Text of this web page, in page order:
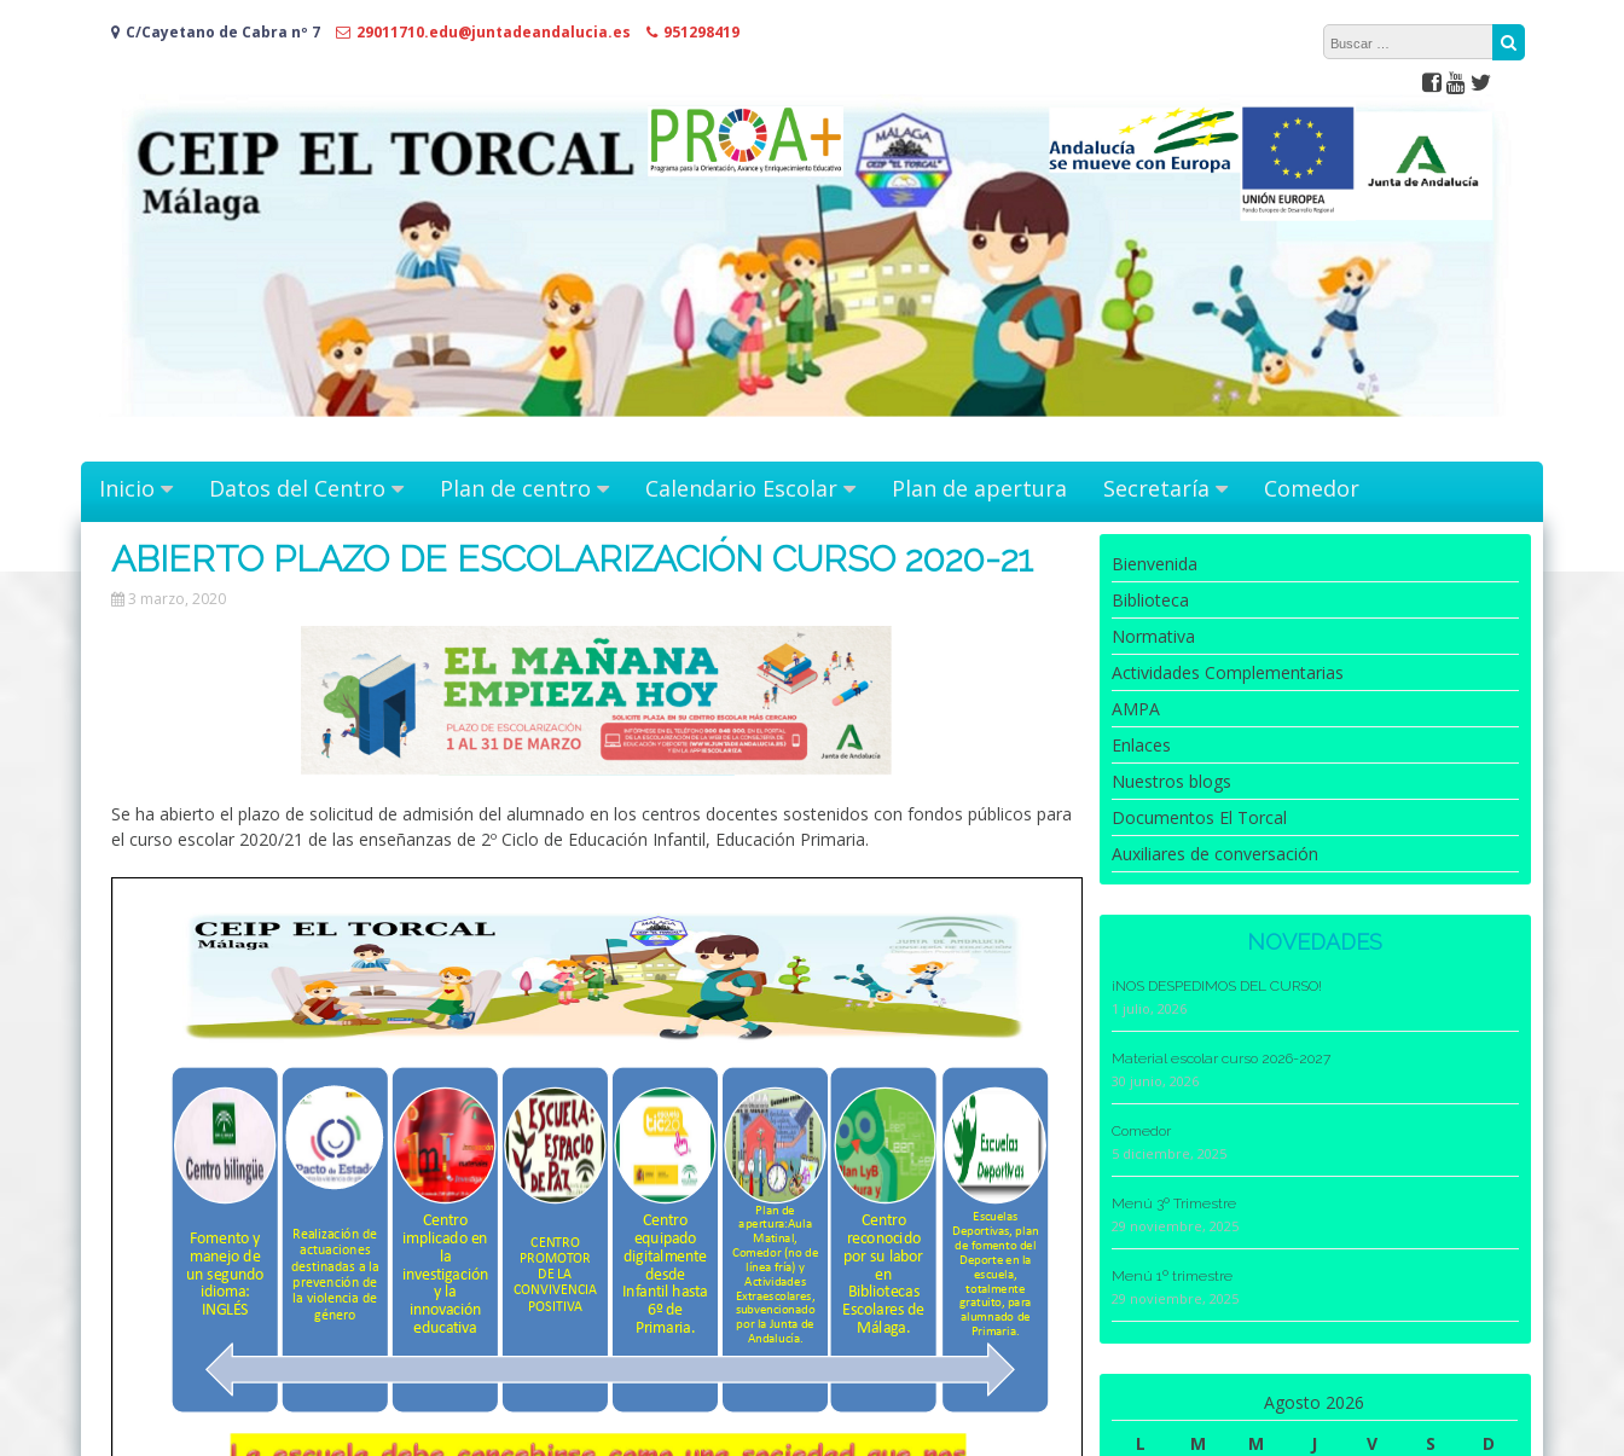
C/Cayetano de Cabra nº 7 29011710.edu@juntadeandalucia.es 951298419
Inicio Datos del Centro Plan de centro Calendario Escolar Plan de apertura Secretaría Comedor
ABIERTO PLAZO DE ESCOLARIZACIÓN CURSO 2020-21
3 marzo, 2020
Se ha abierto el plazo de solicitud de admisión del alumnado en los centros docentes sostenidos con fondos públicos para
el curso escolar 2020/21 de las enseñanzas de 2º Ciclo de Educación Infantil, Educación Primaria.
Bienvenida
Biblioteca
Normativa
Actividades Complementarias
AMPA
Enlaces
Nuestros blogs
Documentos El Torcal
Auxiliares de conversación
NOVEDADES
¡NOS DESPEDIMOS DEL CURSO!
1 julio, 2026
Material escolar curso 2026-2027
30 junio, 2026
Comedor
5 diciembre, 2025
Menú 3º Trimestre
29 noviembre, 2025
Menú 1º trimestre
29 noviembre, 2025
Agosto 2026
L
M M J V S D